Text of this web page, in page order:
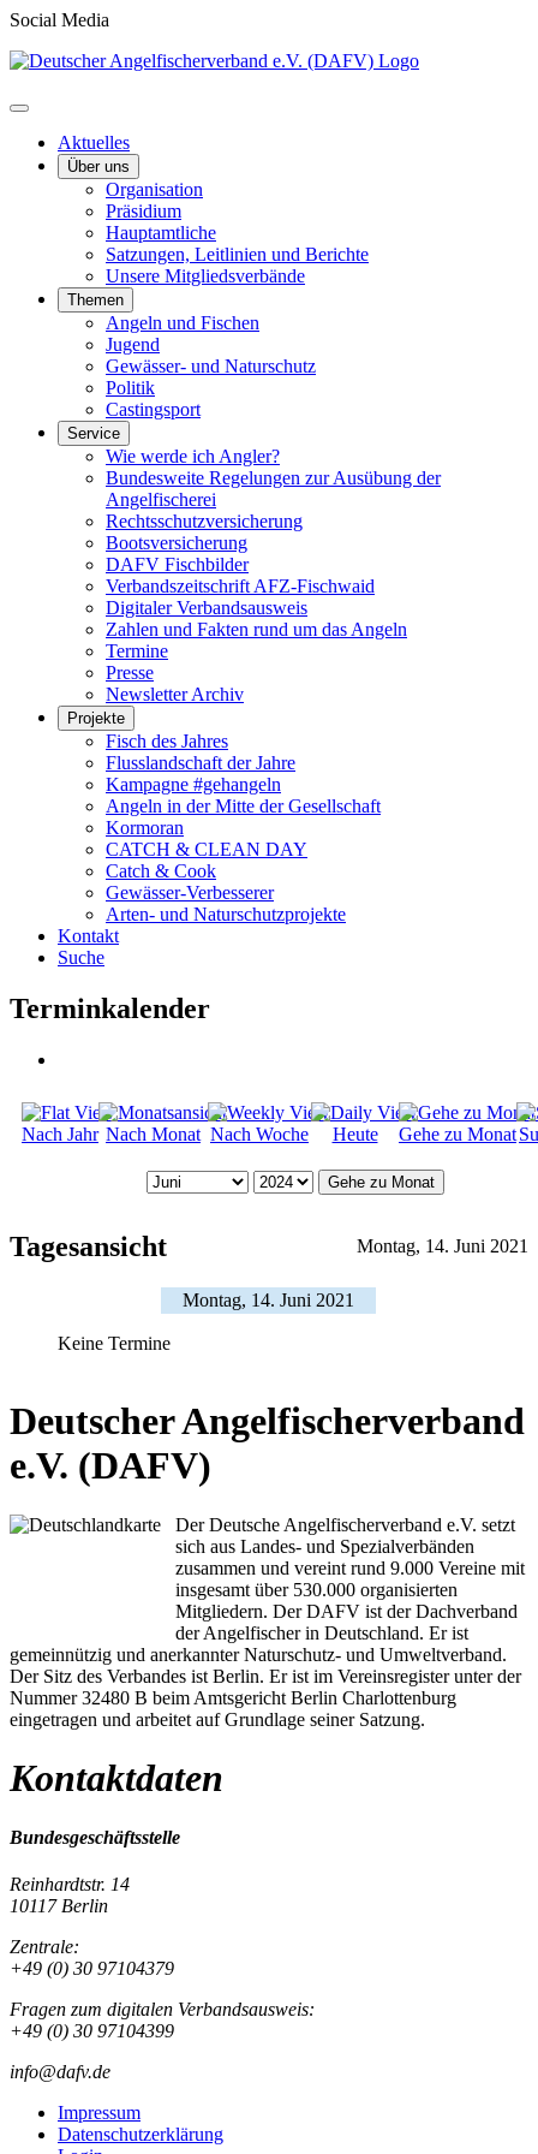
Social Media
Aktuelles
Über uns
Organisation
Präsidium
Hauptamtliche
Satzungen, Leitlinien und Berichte
Unsere Mitgliedsverbände
Themen
Angeln und Fischen
Jugend
Gewässer- und Naturschutz
Politik
Castingsport
Service
Wie werde ich Angler?
Bundesweite Regelungen zur Ausübung der
Angelfischerei
Rechtsschutzversicherung
Bootsversicherung
DAFV Fischbilder
Verbandszeitschrift AFZ-Fischwaid
Digitaler Verbandsausweis
Zahlen und Fakten rund um das Angeln
Termine
Presse
Newsletter Archiv
Projekte
Fisch des Jahres
Flusslandschaft der Jahre
Kampagne #gehangeln
Angeln in der Mitte der Gesellschaft
Kormoran
CATCH & CLEAN DAY
Catch & Cook
Gewässer-Verbesserer
Arten- und Naturschutzprojekte
Kontakt
Suche
Terminkalender
Nach Jahr Nach Monat Nach Woche Heute Gehe zu Monat
Gehe zu Monat
Tagesansicht Montag, 14. Juni 2021
Montag, 14. Juni 2021
Keine Termine
Deutscher Angelfischerverband
e.V. (DAFV)
Der Deutsche Angelfischerverband e.V. setzt
sich aus Landes- und Spezialverbänden
zusammen und vereint rund 9.000 Vereine mit
insgesamt über 530.000 organisierten
Mitgliedern. Der DAFV ist der Dachverband
der Angelfischer in Deutschland. Er ist
gemeinnützig und anerkannter Naturschutz- und Umweltverband.
Der Sitz des Verbandes ist Berlin. Er ist im Vereinsregister unter der
Nummer 32480 B beim Amtsgericht Berlin Charlottenburg
eingetragen und arbeitet auf Grundlage seiner Satzung.
Kontaktdaten
Bundesgeschäftsstelle
Reinhardtstr. 14
10117 Berlin
Zentrale:
+49 (0) 30 97104379
Fragen zum digitalen Verbandsausweis:
+49 (0) 30 97104399
info@dafv.de
Impressum
Datenschutzerklärung